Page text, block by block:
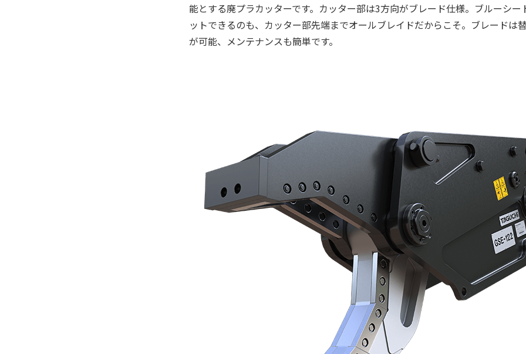
能とする廃プラカッターです。カッター部は3方向がブレード仕様。ブルーシー
ットできるのも、カッター部先端までオールブレイドだからこそ。ブレードは
が可能、メンテナンスも簡単です。